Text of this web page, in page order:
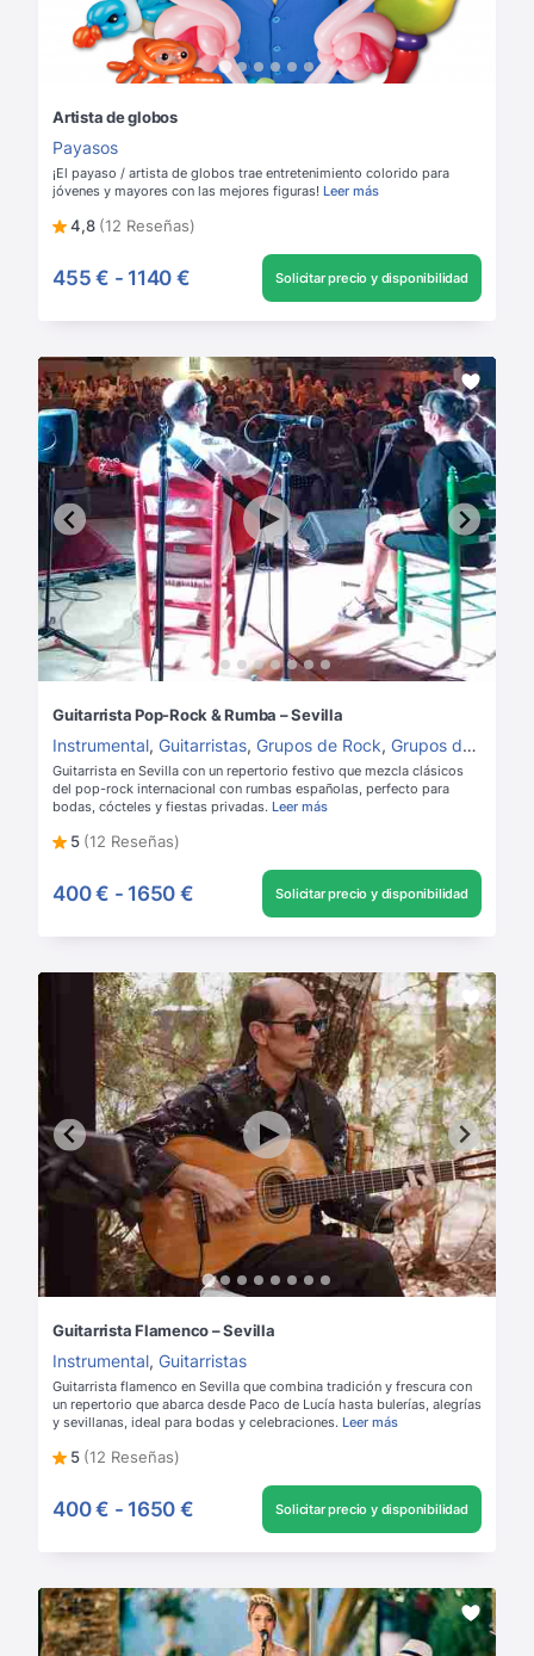
Artista de globos
Payasos
¡El payaso / artista de globos trae entretenimiento colorido para
jóvenes y mayores con las mejores figuras! Leer más
4,8 (12 Reseñas)
455 € - 1140 € Solicitar precio y disponibilidad
Guitarrista Pop-Rock & Rumba – Sevilla
Instrumental, Guitarristas, Grupos de Rock, Grupos de música para boda
Guitarrista en Sevilla con un repertorio festivo que mezcla clásicos
del pop-rock internacional con rumbas españolas, perfecto para
bodas, cócteles y fiestas privadas. Leer más
5 (12 Reseñas)
400 € - 1650 € Solicitar precio y disponibilidad
Guitarrista Flamenco – Sevilla
Instrumental, Guitarristas
Guitarrista flamenco en Sevilla que combina tradición y frescura con
un repertorio que abarca desde Paco de Lucía hasta bulerías, alegrías
y sevillanas, ideal para bodas y celebraciones. Leer más
5 (12 Reseñas)
400 € - 1650 € Solicitar precio y disponibilidad